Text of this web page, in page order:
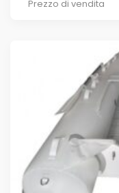
Prezzo di vendita